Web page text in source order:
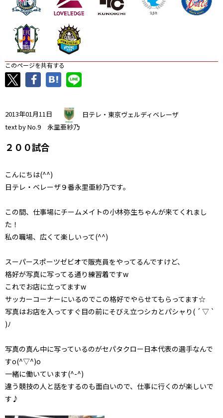
このページを共有する
2013年01月11日
日テレ・東京ヴェルディベレーザ
text by No.9 永里亜紗乃
２００試合
こんにちは(^^)
日テレ・ベレーザ９番永里亜紗乃です。
この間、仕事場にチームメイトの小林弥生ちゃんが来てくれまし
た！
私の職場、広くて楽しいって(^^)
スーパースポーツゼビオで販売員をやってるんですけど、
格好が写真に写ってる通り練習着ですw
これでお店に立ってますw
サッカーコーナーにいるのでこの格好でやらせてもらってます☆
写真はお店を入ってすぐ目の前にそびえ立つシカとパシャり( ´ ▽ `
)ﾉ
写真の真ん中に写っているのがセパタクロー日本代表の選手なんで
すo(^▽^)o
一緒に働いています(^-^)
違う競技の人と話をするのも面白いので、仕事に行くのが楽しいで
す♪